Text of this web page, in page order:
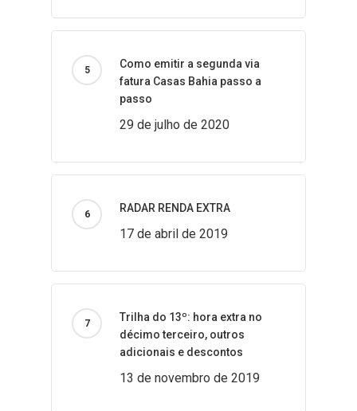
Como emitir a segunda via
fatura Casas Bahia passo a
passo
29 de julho de 2020
RADAR RENDA EXTRA
17 de abril de 2019
Trilha do 13º: hora extra no
décimo terceiro, outros
adicionais e descontos
13 de novembro de 2019